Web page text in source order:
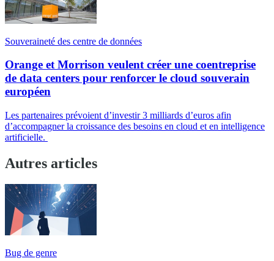
Souveraineté des centre de données
Orange et Morrison veulent créer une coentreprise
de data centers pour renforcer le cloud souverain
européen
Les partenaires prévoient d’investir 3 milliards d’euros afin
d’accompagner la croissance des besoins en cloud et en intelligence
artificielle.
Autres articles
Bug de genre